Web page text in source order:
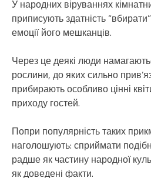
У народних віруваннях
приписують здатність
емоції його мешканців.
Через це деякі люди
рослини, до яких сильно
прибирають особливо цінні
приходу гостей.
Попри популярність таких
наголошують: сприймати
радше як частину народної
як доведені факти.